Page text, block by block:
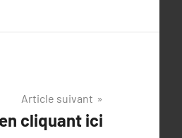
Article suivant
cliquant ici